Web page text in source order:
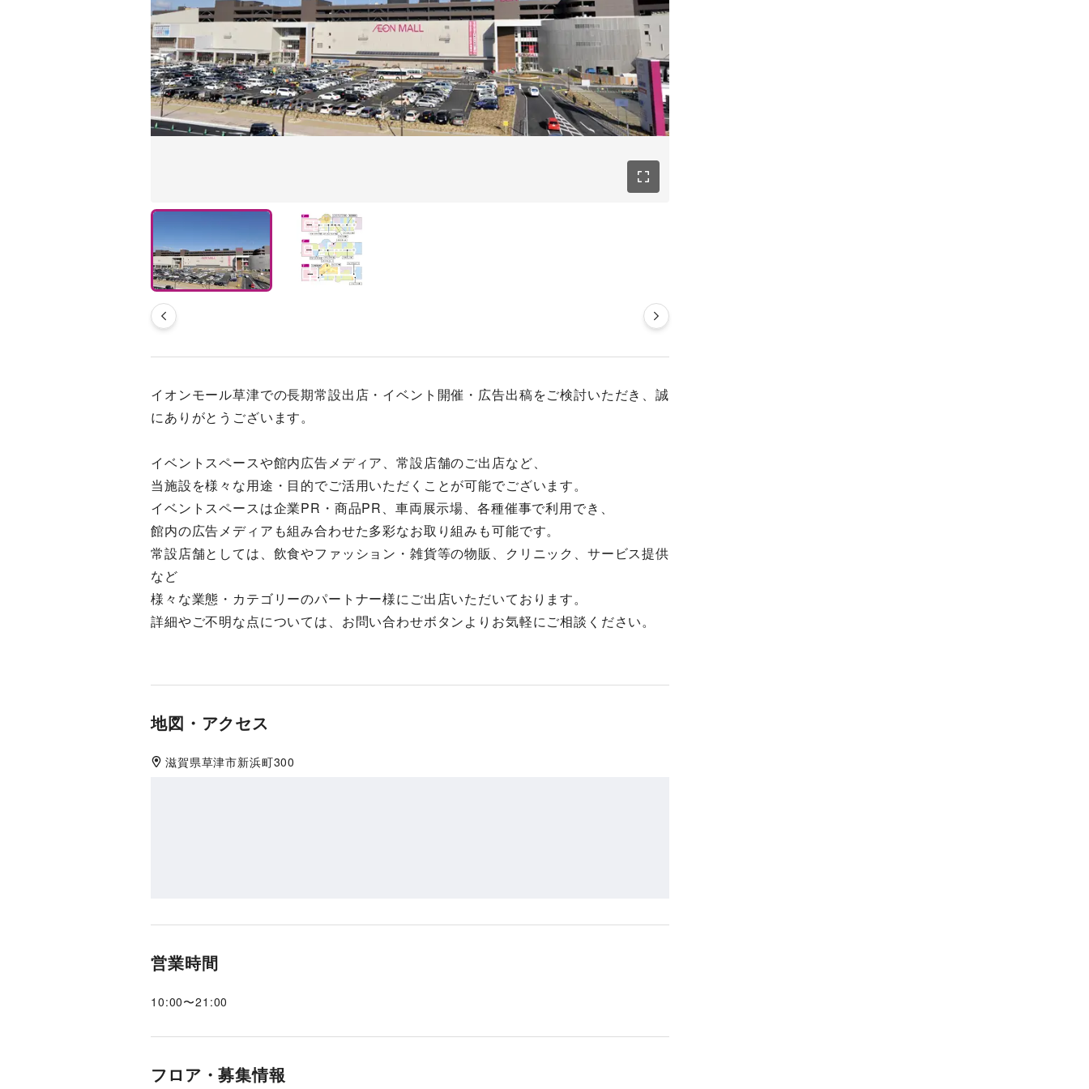
イオンモール草津での長期常設出店・イベント開催・広告出稿をご検討いただき、誠
にありがとうございます。
イベントスペースや館内広告メディア、常設店舗のご出店など、
当施設を様々な用途・目的でご活用いただくことが可能でございます。
イベントスペースは企業PR・商品PR、車両展示場、各種催事で利用でき、
館内の広告メディアも組み合わせた多彩なお取り組みも可能です。
常設店舗としては、飲食やファッション・雑貨等の物販、クリニック、サービス提供
など
様々な業態・カテゴリーのパートナー様にご出店いただいております。
詳細やご不明な点については、お問い合わせボタンよりお気軽にご相談ください。
地図・アクセス
滋賀県草津市新浜町300
営業時間
10:00〜21:00
フロア・募集情報